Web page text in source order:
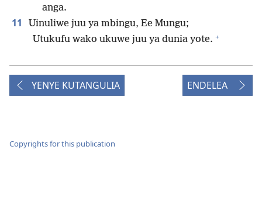
anga.
11
Uinuliwe juu ya mbingu, Ee Mungu;
Utukufu wako ukuwe juu ya dunia yote. +
YENYE KUTANGULIA ENDELEA
Copyrights for this publication